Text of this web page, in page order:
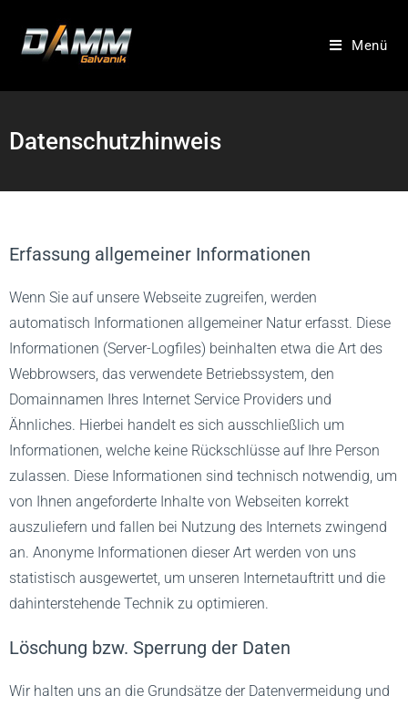
Menü
Datenschutzhinweis
Erfassung allgemeiner Informationen
Wenn Sie auf unsere Webseite zugreifen, werden
automatisch Informationen allgemeiner Natur erfasst. Diese
Informationen (Server-Logfiles) beinhalten etwa die Art des
Webbrowsers, das verwendete Betriebssystem, den
Domainnamen Ihres Internet Service Providers und
Ähnliches. Hierbei handelt es sich ausschließlich um
Informationen, welche keine Rückschlüsse auf Ihre Person
zulassen. Diese Informationen sind technisch notwendig, um
von Ihnen angeforderte Inhalte von Webseiten korrekt
auszuliefern und fallen bei Nutzung des Internets zwingend
an. Anonyme Informationen dieser Art werden von uns
statistisch ausgewertet, um unseren Internetauftritt und die
dahinterstehende Technik zu optimieren.
Löschung bzw. Sperrung der Daten
Wir halten uns an die Grundsätze der Datenvermeidung und